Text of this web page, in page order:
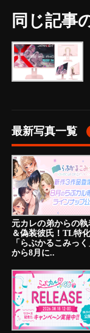
同じ記事
最新写真一覧
元カレの弟からの執
＆偽装彼氏！TL特化
「らぶかるこみっく
から8月に..